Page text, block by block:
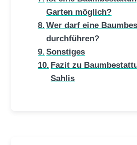
Garten möglich?
Wer darf eine
durchführen?
Sonstiges
Fazit zu
Sahlis